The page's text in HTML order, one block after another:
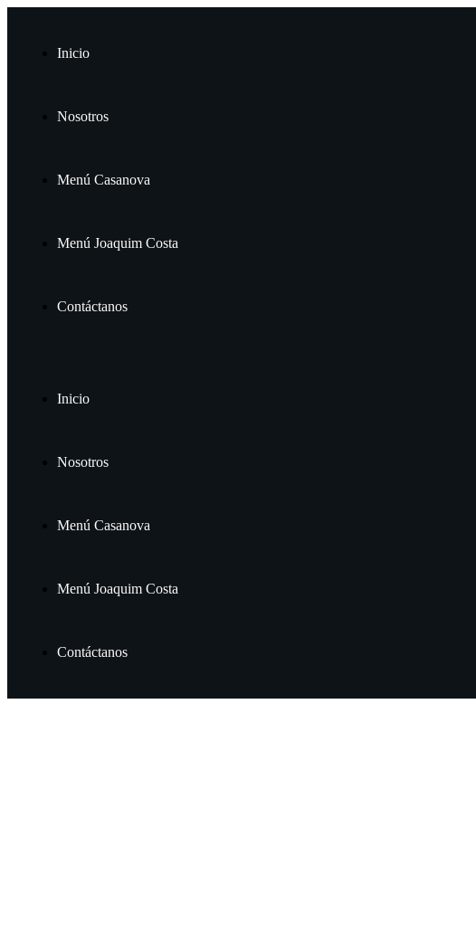
Inicio
Nosotros
Menú Casanova
Menú Joaquim Costa
Contáctanos
Inicio
Nosotros
Menú Casanova
Menú Joaquim Costa
Contáctanos